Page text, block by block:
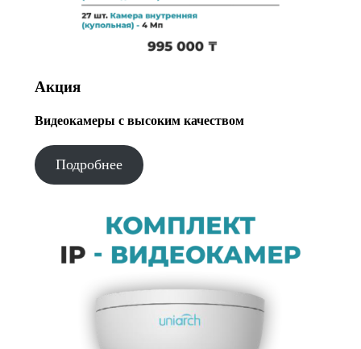
Акция
Видеокамеры с высоким качеством
Подробнее